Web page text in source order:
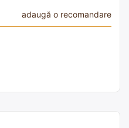
adaugă o recomandare